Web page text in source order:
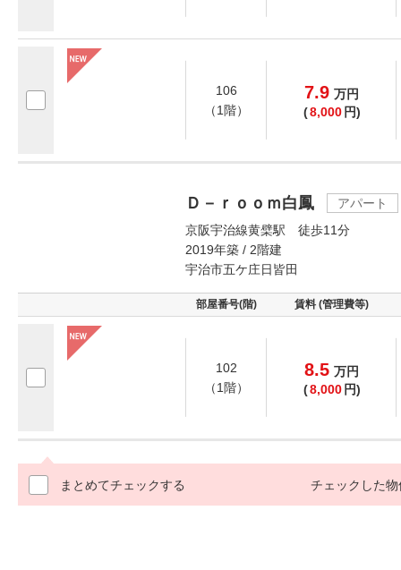
106
（1階）
7.9 万円
(8,000 円)
Ｄ－ｒｏｏｍ白鳳
アパート
京阪宇治線黄檗駅 徒歩11分
2019年築 / 2階建
宇治市五ケ庄日皆田
部屋番号(階) 賃料 (管理費等)
102
（1階）
8.5 万円
(8,000 円)
まとめてチェックする チェックした物